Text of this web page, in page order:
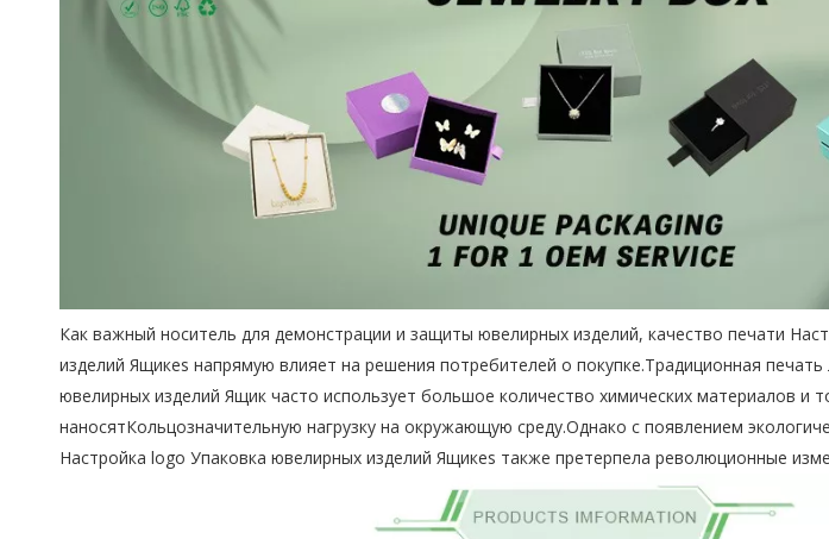
Как важный носитель для демонстрации и защиты ювелирных изделий, качество печати
изделий Ящикes напрямую влияет на решения потребителей о покупке.Традиционная
ювелирных изделий Ящик часто использует большое количество химических материалов и
наносятКольцозначительную нагрузку на окружающую среду.Однако с появлением
Настройка logo Упаковка ювелирных изделий Ящикes также претерпела революционные